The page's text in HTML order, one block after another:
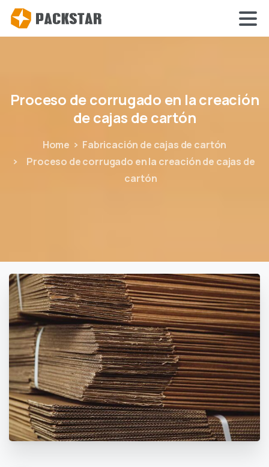
Proceso decorrugado en lacreación
decajas decartón
Home
Fabricación de cajas de cartón
Proceso de corrugado en la creación de cajas de
cartón